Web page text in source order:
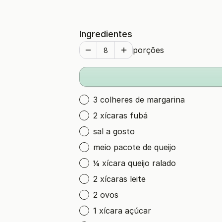
Ingredientes
porções
3 colheres de margarina
2 xícaras fubá
sal a gosto
meio pacote de queijo
¼ xícara queijo ralado
2 xícaras leite
2 ovos
1 xícara açúcar